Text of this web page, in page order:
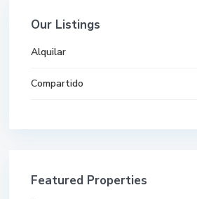
Our Listings
Alquilar
Compartido
Featured Properties